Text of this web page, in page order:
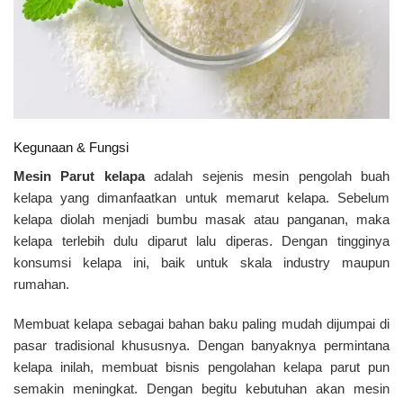
Kegunaan & Fungsi
Mesin Parut kelapaadalah sejenis mesin pengolah buah
kelapa yang dimanfaatkan untuk memarut kelapa. Sebelum
kelapa diolah menjadi bumbu masak atau panganan, maka
kelapa terlebih dulu diparut lalu diperas. Dengan tingginya
konsumsi kelapa ini, baik untuk skala industry maupun
rumahan.
Membuat kelapa sebagai bahan baku paling mudah dijumpai di
pasar tradisional khususnya. Dengan banyaknya permintana
kelapa inilah, membuat bisnis pengolahan kelapa parut pun
semakin meningkat. Dengan begitu kebutuhan akan mesin